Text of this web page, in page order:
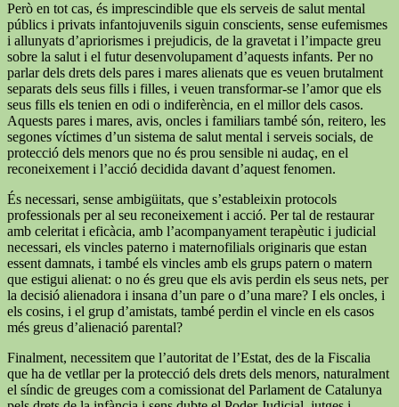
Però en tot cas, és imprescindible que els serveis de salut mental
públics i privats infantojuvenils siguin conscients, sense eufemismes
i allunyats d’apriorismes i prejudicis, de la gravetat i l’impacte greu
sobre la salut i el futur desenvolupament d’aquests infants. Per no
parlar dels drets dels pares i mares alienats que es veuen brutalment
separats dels seus fills i filles, i veuen transformar-se l’amor que els
seus fills els tenien en odi o indiferència, en el millor dels casos.
Aquests pares i mares, avis, oncles i familiars també són, reitero, les
segones víctimes d’un sistema de salut mental i serveis socials, de
protecció dels menors que no és prou sensible ni audaç, en el
reconeixement i l’acció decidida davant d’aquest fenomen.
És necessari, sense ambigüitats, que s’estableixin protocols
professionals per al seu reconeixement i acció. Per tal de restaurar
amb celeritat i eficàcia, amb l’acompanyament terapèutic i judicial
necessari, els vincles paterno i maternofilials originaris que estan
essent damnats, i també els vincles amb els grups patern o matern
que estigui alienat: o no és greu que els avis perdin els seus nets, per
la decisió alienadora i insana d’un pare o d’una mare? I els oncles, i
els cosins, i el grup d’amistats, també perdin el vincle en els casos
més greus d’alienació parental?
Finalment, necessitem que l’autoritat de l’Estat, des de la Fiscalia
que ha de vetllar per la protecció dels drets dels menors, naturalment
el síndic de greuges com a comissionat del Parlament de Catalunya